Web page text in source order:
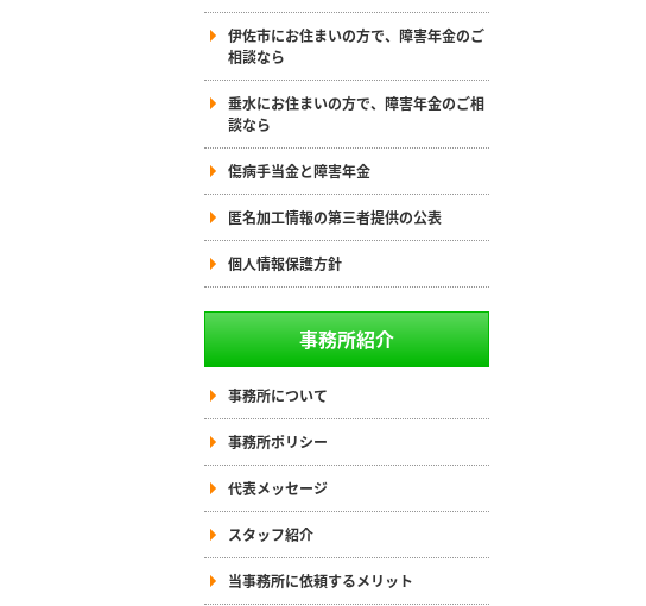
伊佐市にお住まいの方で、障害年金のご
相談なら
垂水にお住まいの方で、障害年金のご相
談なら
傷病手当金と障害年金
匿名加工情報の第三者提供の公表
個人情報保護方針
事務所紹介
事務所について
事務所ポリシー
代表メッセージ
スタッフ紹介
当事務所に依頼するメリット